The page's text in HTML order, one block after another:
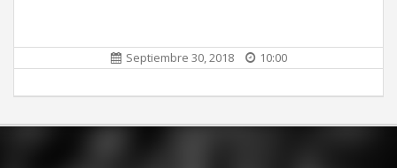
Septiembre 30, 2018 10:00